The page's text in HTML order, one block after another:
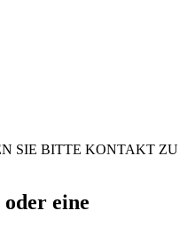
SIE BITTE KONTAKT ZU
eine